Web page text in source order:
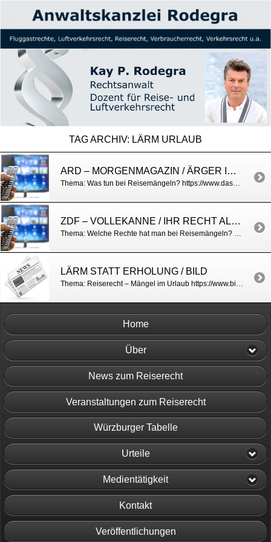
TAG ARCHIV: LÄRM URLAUB
ARD – MORGENMAGAZIN / ÄRGER IM URLAUB
Thema: Was tun bei Reisemängeln? https://www.daserste.de/information/politik-weltgeschehen/morgenmagazin/videos/Service-112.html
ZDF – VOLLEKANNE / IHR RECHT ALS URLAUBER
Thema: Welche Rechte hat man bei Reisemängeln? https://www.zdf.de/verbraucher/volle-kanne/volle-kanne-von-gran-canaria-vom-21-juni-2019-mit-joey-kelly-100.html
LÄRM STATT ERHOLUNG / BILD
Thema: Reiserecht – Mängel im Urlaub https://www.bild.de/reise/2019/reise/3-teil-der-serie-ueber-urlaubsaerger-laerm-und-schmutz-statt-erholung-im-hotel-59900008.bild.html
Home
Über
News zum Reiserecht
Veranstaltungen zum Reiserecht
Würzburger Tabelle
Urteile
Medientätigkeit
Kontakt
Veröffentlichungen